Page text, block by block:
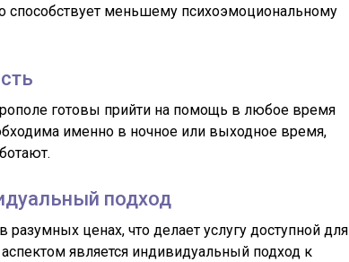
способствует меньшему психоэмоциональному
готовы прийти на помощь в любое время
именно в ночное или выходное время,
подход
ценах, что делает услугу доступной для
является индивидуальный подход к